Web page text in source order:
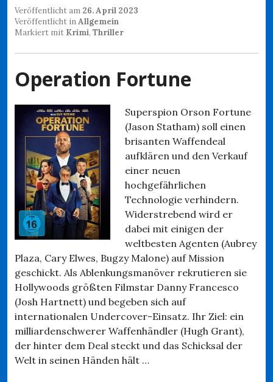
Veröffentlicht am 26. April 2023
Veröffentlicht inAllgemein
Markiert mit Krimi, Thriller
Operation Fortune
Superspion Orson Fortune
(Jason Statham) soll einen
brisanten Waffendeal
aufklären und den Verkauf
einer neuen
hochgefährlichen
Technologie verhindern.
Widerstrebend wird er
dabei mit einigen der
weltbesten Agenten (Aubrey
Plaza, Cary Elwes, Bugzy Malone) auf Mission
geschickt. Als Ablenkungsmanöver rekrutieren sie
Hollywoods größten Filmstar Danny Francesco
(Josh Hartnett) und begeben sich auf
internationalen Undercover-Einsatz. Ihr Ziel: ein
milliardenschwerer Waffenhändler (Hugh Grant),
der hinter dem Deal steckt und das Schicksal der
Welt in seinen Händen hält …